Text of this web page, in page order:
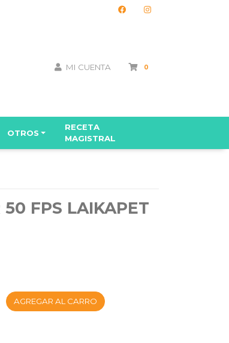
MI CUENTA 0
OTROS
RECETA
MAGISTRAL
50 FPS LAIKAPET
AGREGAR AL CARRO